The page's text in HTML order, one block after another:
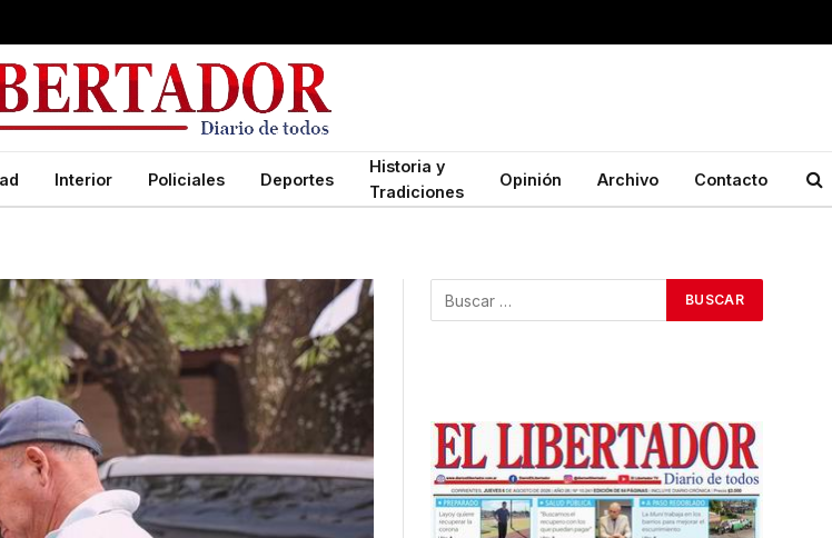
Interior Policiales Deportes
Historia y
Tradiciones
Opinión Archivo Contacto